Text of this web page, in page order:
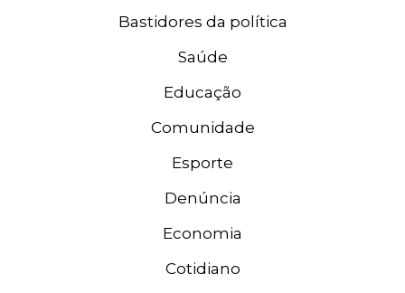
Bastidores da política
Saúde
Educação
Comunidade
Esporte
Denúncia
Economia
Cotidiano